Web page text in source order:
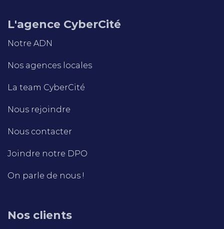
L'agence CyberCité
Notre ADN
Nos agences locales
La team CyberCité
Nous rejoindre
Nous contacter
Joindre notre DPO
On parle de nous !
Nos clients